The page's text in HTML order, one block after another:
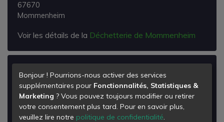
67670
Mommenheim
Voir les détails de la Déchetterie de Mommenheim
Déchetterie de Mutzenhouse
MUTZENHOUSE
67270
Mutzenhouse
Bonjour ! Pourrions-nous activer des services
supplémentaires pour Fonctionnalités, Statistiques &
Marketing ? Vous pouvez toujours modifier ou retirer
votre consentement plus tard. Pour en savoir plus,
veuillez lire notre politique de confidentialité.